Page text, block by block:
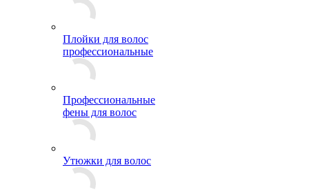
Плойки для волос
профессиональные
Профессиональные
фены для волос
Утюжки для волос